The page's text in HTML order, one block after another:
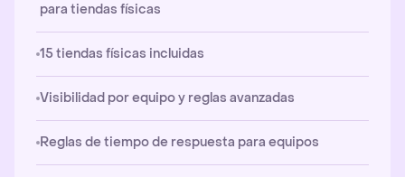
para tiendas físicas
15 tiendas físicas incluidas
Visibilidad por equipo y reglas avanzadas
Reglas de tiempo de respuesta para equipos